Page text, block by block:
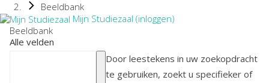
Beeldbank
Mijn Studiezaal (inloggen)
Beeldbank
Alle velden
Door leestekens in uw zoekopdracht
te gebruiken, zoekt u specifieker of